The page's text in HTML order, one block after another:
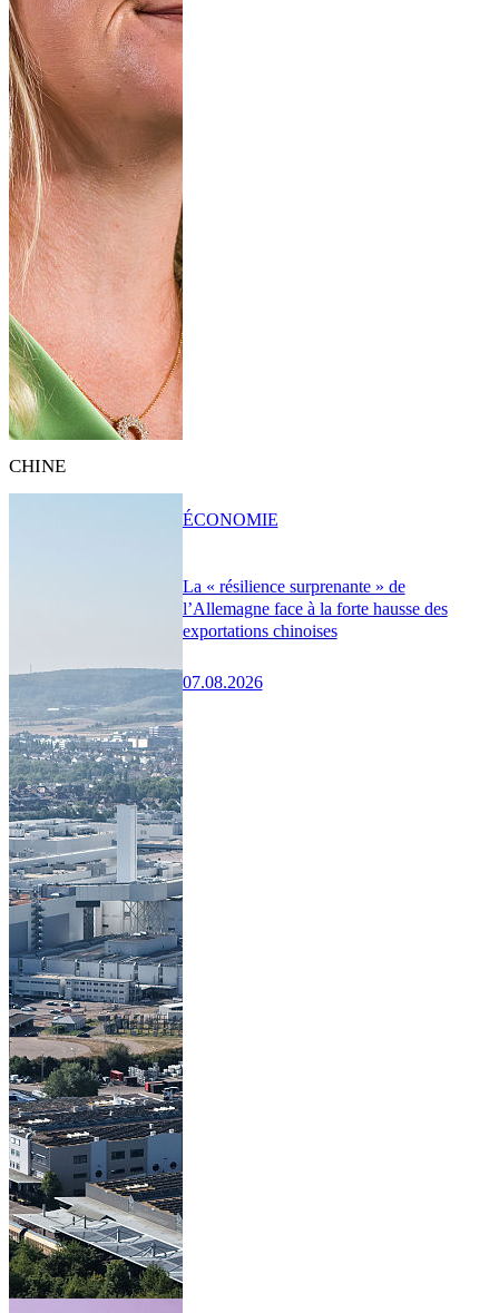
CHINE
La « résilience surprenante » de
l’Allemagne face à la forte hausse des
exportations chinoises
07.08.2026
ÉCONOMIE